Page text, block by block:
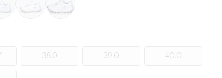
38.0 39.0 40.0